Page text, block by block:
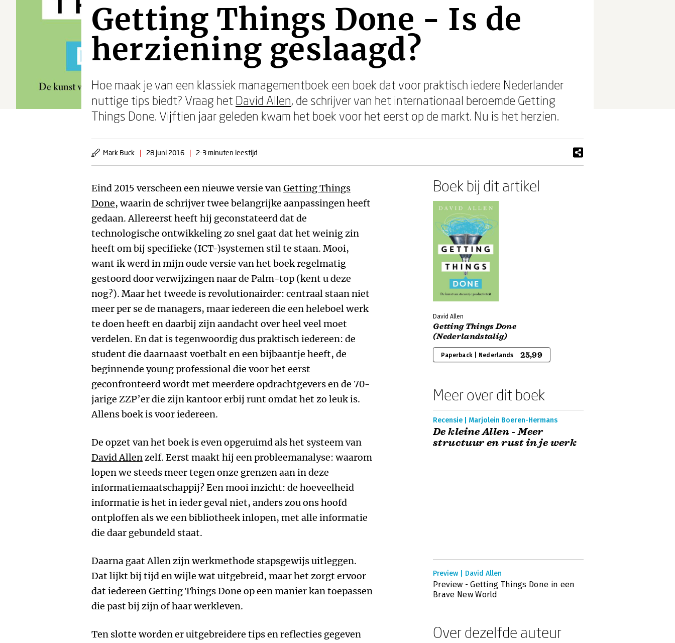
Getting Things Done - Is de
herziening geslaagd?
Hoe maak je van een klassiek managementboek een boek dat voor praktisch iedere Nederlander
nuttige tips biedt? Vraag het David Allen, de schrijver van het internationaal beroemde Getting
Things Done. Vijftien jaar geleden kwam het boek voor het eerst op de markt. Nu is het herzien.
Mark Buck | 28 juni 2016 | 2-3 minuten leestijd
Eind 2015 verscheen een nieuwe versie vanGetting Things
Done, waarin de schrijver twee belangrijke aanpassingen heeft
gedaan. Allereerst heeft hij geconstateerd dat de
technologische ontwikkeling zo snel gaat dat het weinig zin
heeft om bij specifieke (ICT-)systemen stil te staan. Mooi,
want ik werd in mijn oude versie van het boek regelmatig
gestoord door verwijzingen naar de Palm-top (kent u deze
nog?). Maar het tweede is revolutionairder: centraal staan niet
meer per se de managers, maar iedereen die een heleboel werk
te doen heeft en daarbij zijn aandacht over heel veel moet
verdelen. En dat is tegenwoordig dus praktisch iedereen: de
student die daarnaast voetbalt en een bijbaantje heeft, de
beginnende young professional die voor het eerst
geconfronteerd wordt met meerdere opdrachtgevers en de 70-
jarige ZZP’er die zijn kantoor erbij runt omdat het zo leuk is.
Allens boek is voor iedereen.
De opzet van het boek is even opgeruimd als het systeem van
David Allenzelf. Eerst maakt hij een probleemanalyse: waarom
lopen we steeds meer tegen onze grenzen aan in deze
informatiemaatschappij? Een mooi inzicht: de hoeveelheid
informatie is het in ieder geval niet, anders zou ons hoofd
ontploffen als we een bibliotheek inlopen, met alle informatie
die daar gebundeld staat.
Daarna gaat Allen zijn werkmethode stapsgewijs uitleggen.
Dat lijkt bij tijd en wijle wat uitgebreid, maar het zorgt ervoor
dat iedereen Getting Things Done op een manier kan toepassen
die past bij zijn of haar werkleven.
Ten slotte worden er uitgebreidere tips en reflecties gegeven
Boek bij dit artikel
David Allen
Getting Things Done
(Nederlandstalig)
Paperback | Nederlands 25,99
Meer over dit boek
Recensie | Marjolein Boeren-Hermans
De kleine Allen - Meer
structuur en rust in je werk
Preview | David Allen
Preview - Getting Things Done in een
Brave New World
Over dezelfde auteur